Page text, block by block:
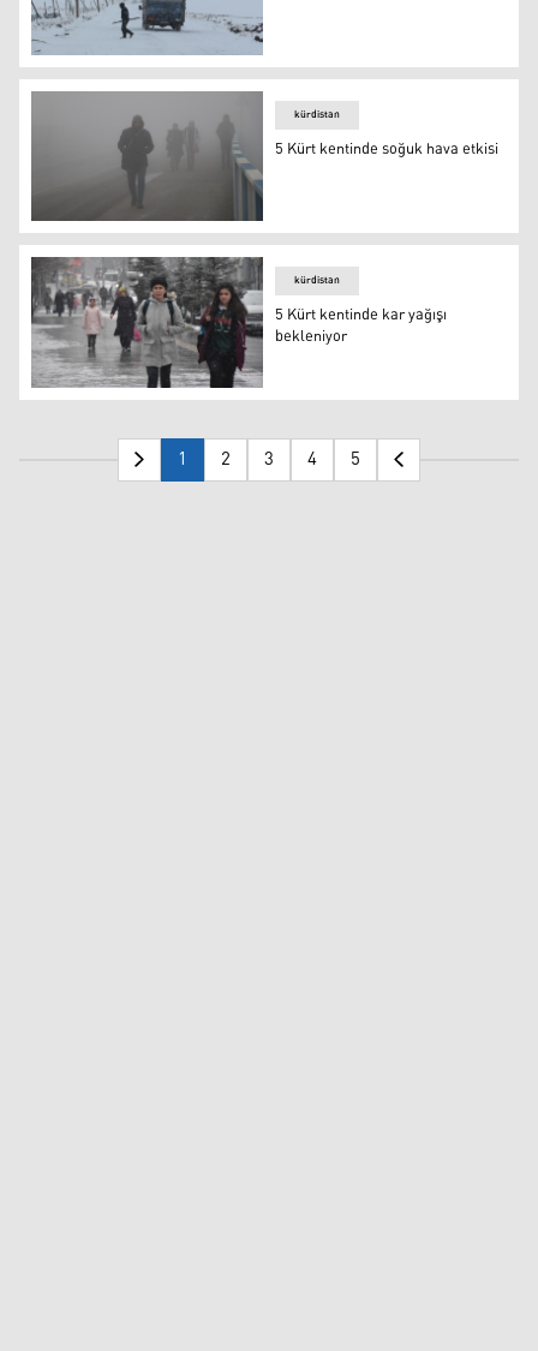
3 Kürt ili kar altında
5 Kürt kentinde soğuk hava etkisi
kürdistan
5 Kürt kentinde soğuk hava etkisi
5 Kürt kentinde kar yağışı bekleniyor
kürdistan
5 Kürt kentinde kar yağışı
bekleniyor
1 2 3 4 5